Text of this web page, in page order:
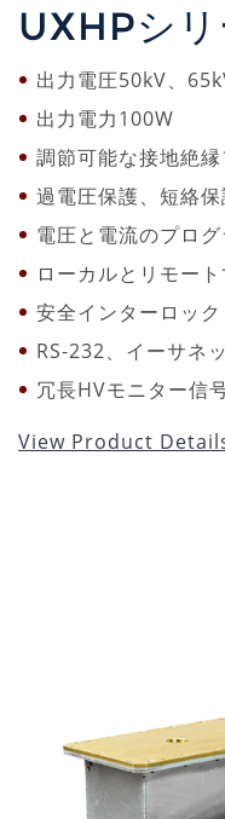
UXHPシ
出力電圧50kV、
出力電力100W
調節可能な接地絶
過電圧保護、短絡保
電圧と電流のプログ
ローカルとリモー
安全インターロック
RS-232、イーサネ
冗長HVモニター信
View Product